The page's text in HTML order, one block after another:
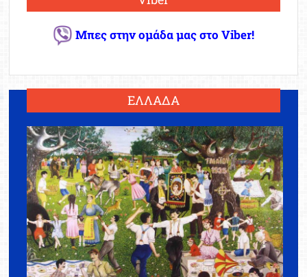
Μπες στην ομάδα μας στο Viber!
ΕΛΛΑΔΑ